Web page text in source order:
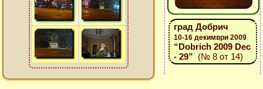
град Добрич
10-16 декимври 2009
“Dobrich 2009 Dec
- 29” (№ 8 от 14)